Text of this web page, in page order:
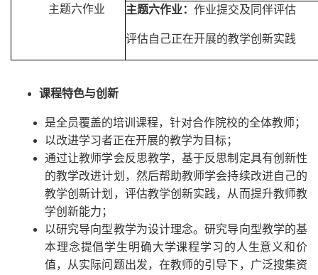
主题六作业 主题六作业： 作业提交及同伴评估
评估自己正在开展的教学创新实践
课程特色与创新
是全员覆盖的培训课程，针对合作院校的全体教师；
以改进学习者正在开展的教学为目标；
通过让教师学会反思教学，基于反思制定具有创新性
的教学改进计划，然后帮助教师学会持续改进自己的
教学创新计划，评估教学创新实践，从而提升教师教
学创新能力；
以研究导向型教学为设计理念。研究导向型教学的基
本理念提倡学生明确大学课程学习的人生意义和价
值，从实际问题出发，在教师的引导下，广泛搜集资